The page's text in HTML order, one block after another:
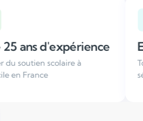
Enseignants qualifiés
Tous nos professeurs sont
sélectionnés et formés